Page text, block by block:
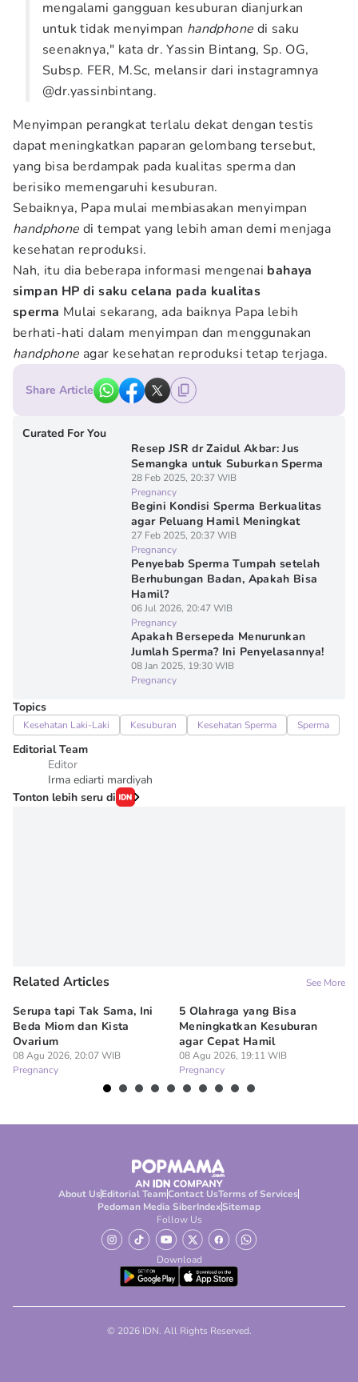
mengalami gangguan kesuburan dianjurkan
untuk tidak menyimpan handphone di saku
seenaknya," kata dr. Yassin Bintang, Sp. OG,
Subsp. FER, M.Sc, melansir dari instagramnya
@dr.yassinbintang.
Menyimpan perangkat terlalu dekat dengan testis
dapat meningkatkan paparan gelombang tersebut,
yang bisa berdampak pada kualitas sperma dan
berisiko memengaruhi kesuburan.
Sebaiknya, Papa mulai membiasakan menyimpan
handphone di tempat yang lebih aman demi menjaga
kesehatan reproduksi.
Nah, itu dia beberapa informasi mengenai bahaya
simpan HP di saku celana pada kualitas
sperma Mulai sekarang, ada baiknya Papa lebih
berhati-hati dalam menyimpan dan menggunakan
handphone agar kesehatan reproduksi tetap terjaga.
Share Article
Curated For You
Resep JSR dr Zaidul Akbar: Jus
Semangka untuk Suburkan Sperma
28 Feb 2025, 20:37 WIB
Pregnancy
Begini Kondisi Sperma Berkualitas
agar Peluang Hamil Meningkat
27 Feb 2025, 20:37 WIB
Pregnancy
Penyebab Sperma Tumpah setelah
Berhubungan Badan, Apakah Bisa
Hamil?
06 Jul 2026, 20:47 WIB
Pregnancy
Apakah Bersepeda Menurunkan
Jumlah Sperma? Ini Penyelasannya!
08 Jan 2025, 19:30 WIB
Pregnancy
Topics
Kesehatan Laki-Laki Kesuburan Kesehatan Sperma Sperma
Editorial Team
Editor
Irma ediarti mardiyah
Tonton lebih seru di
Related Articles See More
Serupa tapi Tak Sama, Ini
Beda Miom dan Kista
Ovarium
08 Agu 2026, 20:07 WIB
Pregnancy
5 Olahraga yang Bisa
Meningkatkan Kesuburan
agar Cepat Hamil
08 Agu 2026, 19:11 WIB
Pregnancy
About UsEditorial TeamContact UsTerms of Services
Pedoman Media SiberIndexSitemap
Follow Us
Download
© 2026 IDN. All Rights Reserved.